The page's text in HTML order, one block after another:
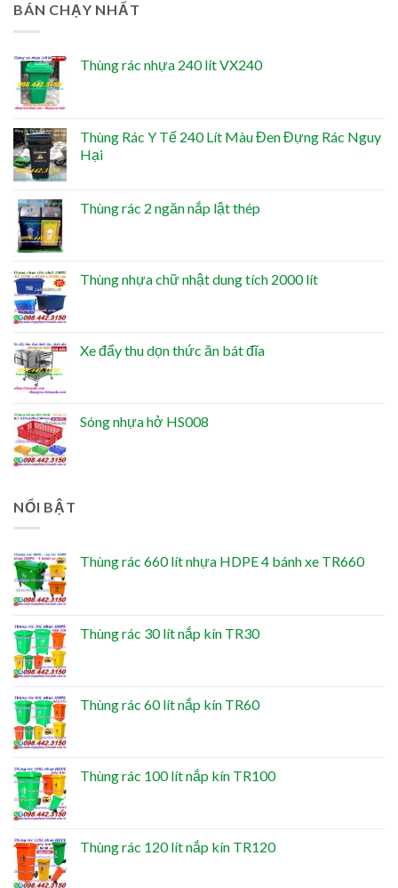
BÁN CHẠY NHẤT
Thùng rác nhựa 240 lít VX240
Thùng Rác Y Tế 240 Lít Màu Đen Đựng Rác Nguy
Hại
Thùng rác 2 ngăn nắp lật thép
Thùng nhựa chữ nhật dung tích 2000 lít
Xe đẩy thu dọn thức ăn bát đĩa
Sóng nhựa hở HS008
NỔI BẬT
Thùng rác 660 lít nhựa HDPE 4 bánh xe TR660
Thùng rác 30 lít nắp kín TR30
Thùng rác 60 lít nắp kín TR60
Thùng rác 100 lít nắp kín TR100
Thùng rác 120 lít nắp kín TR120